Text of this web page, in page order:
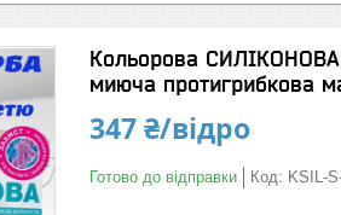
Кольорова
миюча протигрибкова
347 ₴/відро
Готово до відправки Код: KSIL-